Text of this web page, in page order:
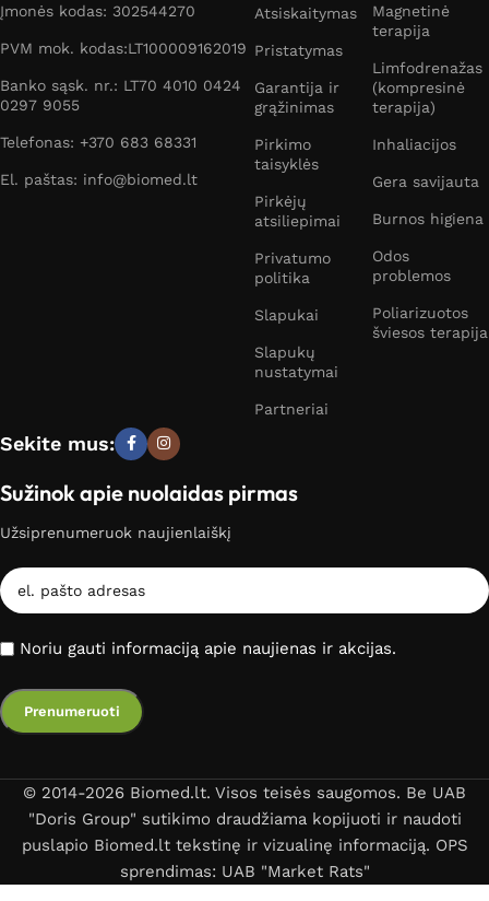
Įmonės kodas: 302544270
PVM mok. kodas:LT100009162019
Banko sąsk. nr.: LT70 4010 0424
0297 9055
Telefonas: +370 683 68331
El. paštas: info@biomed.lt
Atsiskaitymas
Pristatymas
Garantija ir
grąžinimas
Pirkimo
taisyklės
Pirkėjų
atsiliepimai
Privatumo
politika
Slapukai
Slapukų
nustatymai
Partneriai
Magnetinė
terapija
Limfodrenažas
(kompresinė
terapija)
Inhaliacijos
Gera savijauta
Burnos higiena
Odos
problemos
Poliarizuotos
šviesos terapija
Sekite mus:
Sužinok apie nuolaidas pirmas
Užsiprenumeruok naujienlaiškį
Noriu gauti informaciją apie naujienas ir akcijas.
© 2014-2026 Biomed.lt. Visos teisės saugomos. Be UAB
"Doris Group" sutikimo draudžiama kopijuoti ir naudoti
puslapio Biomed.lt tekstinę ir vizualinę informaciją. OPS
sprendimas: UAB "Market Rats"